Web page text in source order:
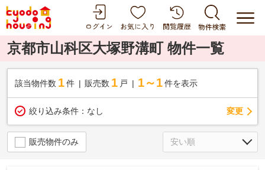
京都市山科区大塚野溝町 物件一覧
該当物件数 1件 販売数 1 戸 1～1 件を表示
絞り込み条件： なし 変更
販売物件のみ